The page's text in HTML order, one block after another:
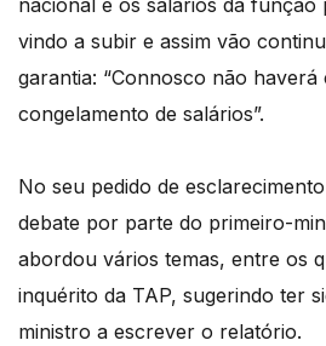
nacional e os salários da função
vindo a subir e assim vão
garantia: “Connosco não haverá
congelamento de salários”.
No seu pedido de
debate por parte do primeiro-
abordou vários temas, entre os
inquérito da TAP, sugerindo ter
ministro a escrever o relatório.